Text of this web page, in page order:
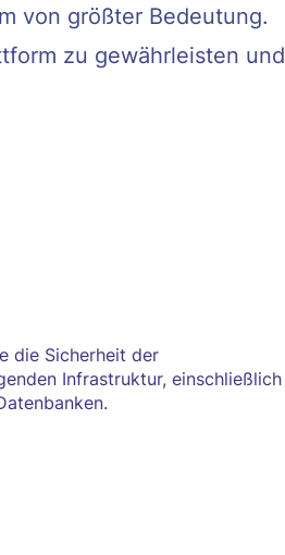
von größter Bedeutung.
zu gewährleisten und
die Sicherheit der
Infrastruktur, einschließlich